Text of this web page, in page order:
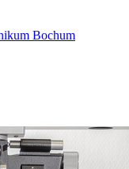
Bochum